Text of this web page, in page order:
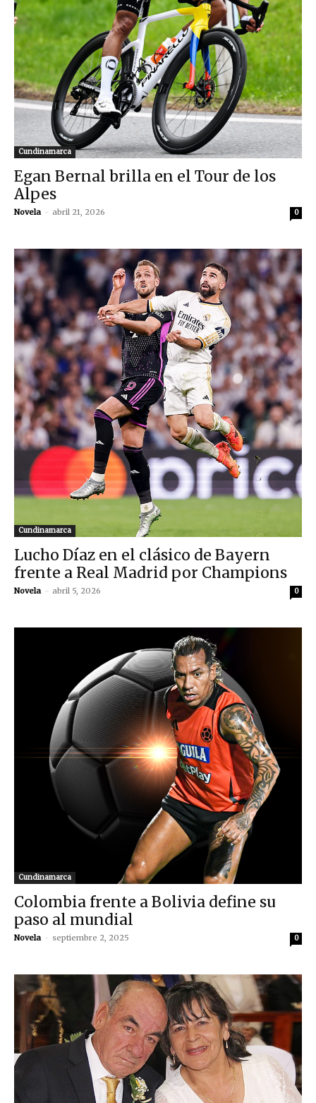
Cundinamarca
Egan Bernal brilla en el Tour de los
Alpes
Novela - abril 21, 2026 0
Cundinamarca
Lucho Díaz en el clásico de Bayern
frente a Real Madrid por Champions
Novela - abril 5, 2026 0
Cundinamarca
Colombia frente a Bolivia define su
paso al mundial
Novela - septiembre 2, 2025 0